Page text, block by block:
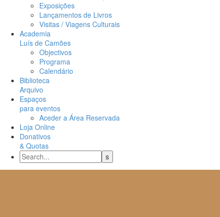
Exposições
Lançamentos de Livros
Visitas / Viagens Culturais
Academia
Luís de Camões
Objectivos
Programa
Calendário
Biblioteca
Arquivo
Espaços
para eventos
Aceder a Área Reservada
Loja Online
Donativos
& Quotas